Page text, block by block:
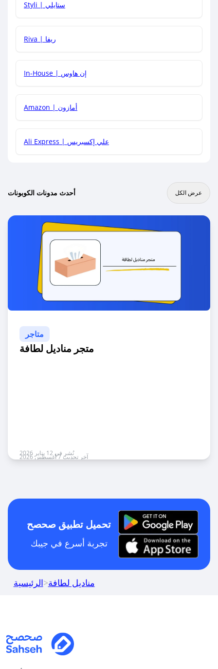
هل يمكنني جمع كود خصم مع العروض الأخرى؟
Styli | ستايلي
Riva | ريفا
In-House | إن هاوس
Amazon | أمازون
Ali Express | علي إكسبريس
أحدث مدونات الكوبونات عرض الكل
متاجر
متجر مناديل لطافة
نُشر في 12 يناير 2026
آخر تحديث 7 أغسطس 2026
تحميل تطبيق صحصح
تجربة أسرع في جيبك
الرئيسية>مناديل لطافة